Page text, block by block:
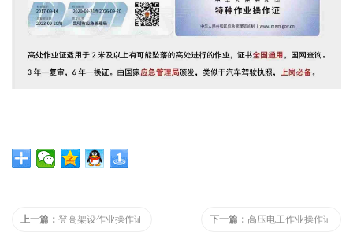
上一篇： 登高架设作业操作证 下一篇： 高压电工作业操作证